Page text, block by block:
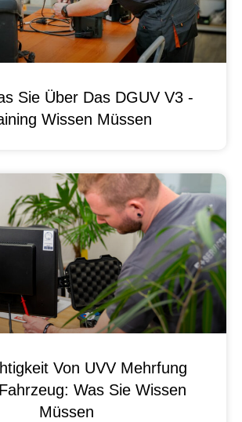
Sie Über Das DGUV V3 -
Wissen Müssen
Von UVV Mehrfung
Was Sie Wissen
Müssen